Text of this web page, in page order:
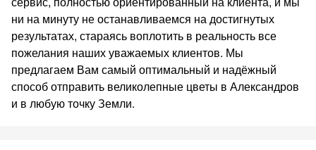
ни на минуту не останавливаемся на достигнутых
результатах, стараясь воплотить в реальность все
пожелания наших уважаемых клиентов. Мы
предлагаем Вам самый оптимальный и надёжный
способ отправить великолепные цветы в Александров
и в любую точку Земли.